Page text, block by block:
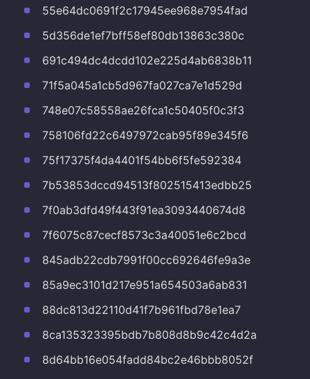
55e64dc0691f2c17945ee968e7954fad
5d356de1ef7bff58ef80db13863c380c
691c494dc4dcdd102e225d4ab6838b11
71f5a045a1cb5d967fa027ca7e1d529d
748e07c58558ae26fca1c50405f0c3f3
758106fd22c6497972cab95f89e345f6
75f17375f4da4401f54bb6f5fe592384
7b53853dccd94513f802515413edbb25
7f0ab3dfd49f443f91ea3093440674d8
7f6075c87cecf8573c3a40051e6c2bcd
845adb22cdb7991f00cc692646fe9a3e
85a9ec3101d217e951a654503a6ab831
88dc813d22110d41f7b961fbd78e1ea7
8ca135323395bdb7b808d8b9c42c4d2a
8d64bb16e054fadd84bc2e46bbb8052f